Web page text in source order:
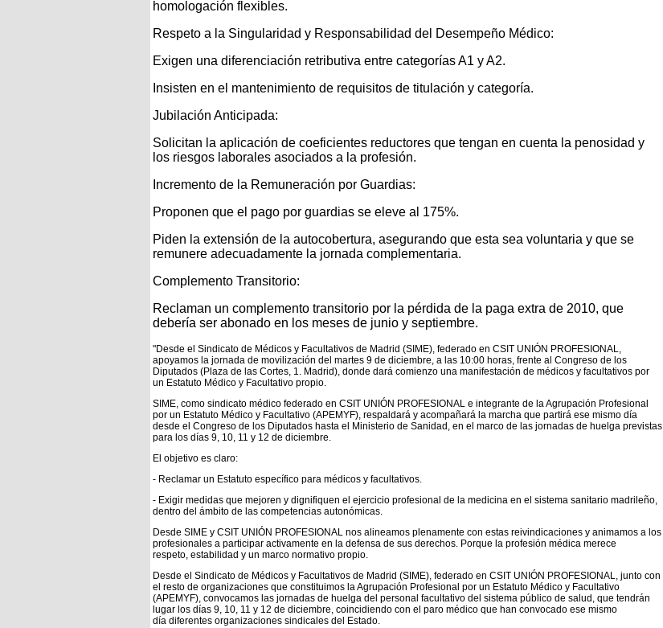
homologación flexibles.
Respeto a la Singularidad y Responsabilidad del Desempeño Médico:
Exigen una diferenciación retributiva entre categorías A1 y A2.
Insisten en el mantenimiento de requisitos de titulación y categoría.
Jubilación Anticipada:
Solicitan la aplicación de coeficientes reductores que tengan en cuenta la penosidad y
los riesgos laborales asociados a la profesión.
Incremento de la Remuneración por Guardias:
Proponen que el pago por guardias se eleve al 175%.
Piden la extensión de la autocobertura, asegurando que esta sea voluntaria y que se
remunere adecuadamente la jornada complementaria.
Complemento Transitorio:
Reclaman un complemento transitorio por la pérdida de la paga extra de 2010, que
debería ser abonado en los meses de junio y septiembre.
"Desde el Sindicato de Médicos y Facultativos de Madrid (SIME), federado en CSIT UNIÓN PROFESIONAL,
apoyamos la jornada de movilización del martes 9 de diciembre, a las 10:00 horas, frente al Congreso de los
Diputados (Plaza de las Cortes, 1. Madrid), donde dará comienzo una manifestación de médicos y facultativos por
un Estatuto Médico y Facultativo propio.
SIME, como sindicato médico federado en CSIT UNIÓN PROFESIONAL e integrante de la Agrupación Profesional
por un Estatuto Médico y Facultativo (APEMYF), respaldará y acompañará la marcha que partirá ese mismo día
desde el Congreso de los Diputados hasta el Ministerio de Sanidad, en el marco de las jornadas de huelga previstas
para los días 9, 10, 11 y 12 de diciembre.
El objetivo es claro:
- Reclamar un Estatuto específico para médicos y facultativos.
- Exigir medidas que mejoren y dignifiquen el ejercicio profesional de la medicina en el sistema sanitario madrileño,
dentro del ámbito de las competencias autonómicas.
Desde SIME y CSIT UNIÓN PROFESIONAL nos alineamos plenamente con estas reivindicaciones y animamos a los
profesionales a participar activamente en la defensa de sus derechos. Porque la profesión médica merece
respeto, estabilidad y un marco normativo propio.
Desde el Sindicato de Médicos y Facultativos de Madrid (SIME), federado en CSIT UNIÓN PROFESIONAL, junto con
el resto de organizaciones que constituimos la Agrupación Profesional por un Estatuto Médico y Facultativo
(APEMYF), convocamos las jornadas de huelga del personal facultativo del sistema público de salud, que tendrán
lugar los días 9, 10, 11 y 12 de diciembre, coincidiendo con el paro médico que han convocado ese mismo
día diferentes organizaciones sindicales del Estado.